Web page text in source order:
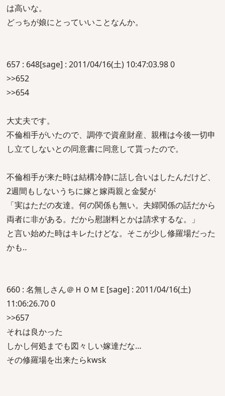
は高いな。
どっちが娘にとっていいことなんか。
657 : 648[sage] : 2011/04/16(土) 10:47:03.98 0
>>652
>>654
大丈夫です。
不倫相手がいたので、調停で資産財産、親権は今後一切申
し立てしないとの同意書に同意して貰ったので。
不倫相手が来た時は結構冷静に話し合いはしたんだけど、
2週間もしないうちに嫁と嫁両親と金髪が
「実はただの友達。何の関係も無い。夫婦関係の話だから
両者に非がある。だから慰謝料とかは請求するな。」
と言い始めた時はキレたけどな。そこが少し修羅場だった
かも‥
660 : 名無しさん＠ＨＯＭＥ[sage] : 2011/04/16(土)
11:06:26.70 0
>>657
それは良かった
しかし何処までも図々しい嫁達だな…
その修羅場を出来たらkwsk